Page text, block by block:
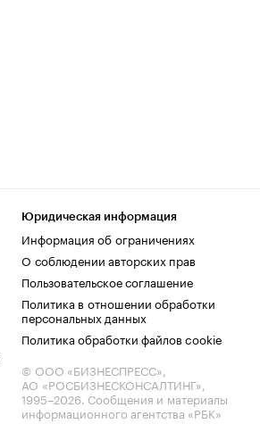
Юридическая информация
Информация об ограничениях
О соблюдении авторских прав
Пользовательское соглашение
Политика в отношении обработки
персональных данных
Политика обработки файлов cookie
© ООО «БИЗНЕСПРЕСС»,
АО «РОСБИЗНЕСКОНСАЛТИНГ»,
1995–2026. Сообщения и материалы
информационного агентства «РБК»